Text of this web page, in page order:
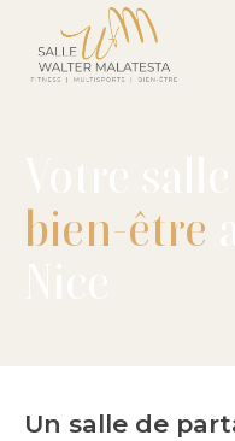
bien-être
Un salle de